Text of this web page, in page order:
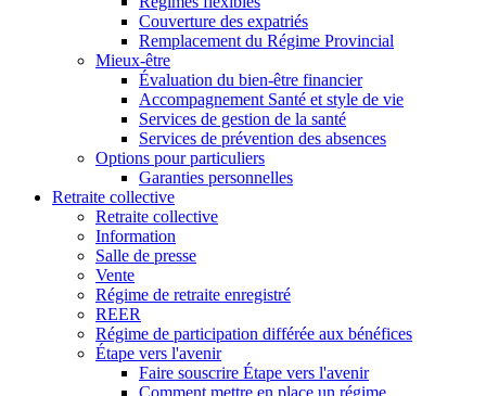
Couverture des expatriés
Remplacement du Régime Provincial
Mieux-être
Évaluation du bien-être financier
Accompagnement Santé et style de vie
Services de gestion de la santé
Services de prévention des absences
Options pour particuliers
Garanties personnelles
Retraite collective
Retraite collective
Information
Salle de presse
Vente
Régime de retraite enregistré
REER
Régime de participation différée aux bénéfices
Étape vers l'avenir
Faire souscrire Étape vers l'avenir
Comment mettre en place un régime